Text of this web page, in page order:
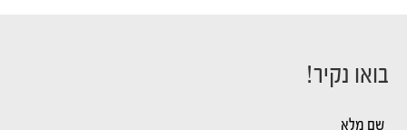
בואו נקיר!